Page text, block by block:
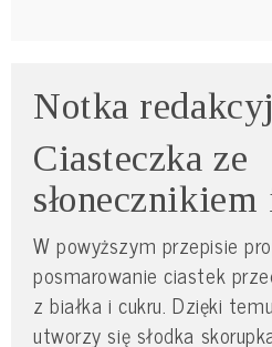
Notka
Ciasteczka ze
W powyższym przepisie
posmarowanie ciastek
z białka i cukru. Dzięki
utworzy się słodka